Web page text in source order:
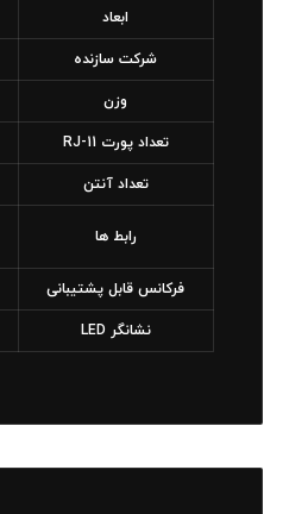
ابعاد
شرکت سازنده
وزن
تعداد پورت RJ-11
تعداد آنتن
رابط ها
فرکانس قابل پشتیبانی
نشانگر LED